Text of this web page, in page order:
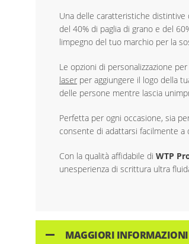
Una delle caratteristiche distintive
del 40% di paglia di grano e del
limpegno del tuo marchio per la
Le opzioni di personalizzazione
laser per aggiungere il logo della
delle persone mentre lascia
Perfetta per ogni occasione, sia
consente di adattarsi facilmente a
Con la qualità affidabile di WTP
unesperienza di scrittura ultra
MAGGIORI INFORMAZIONI